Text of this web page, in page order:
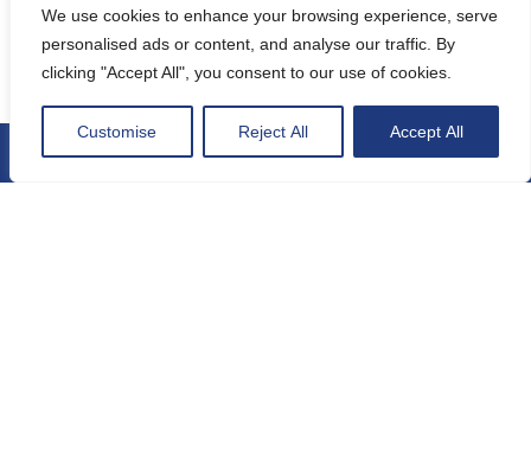
We use cookies to enhance your browsing experience, serve
personalised ads or content, and analyse our traffic. By
clicking "Accept All", you consent to our use of cookies.
Customise Reject All Accept All
5, Place de la Chapelle
1000 Bruxelles
Site web
Tel : 0032/25126891